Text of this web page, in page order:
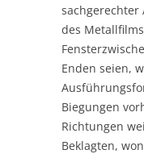
sachgerechter
des
Enden seien,
Biegungen
Richtungen
Beklagten,